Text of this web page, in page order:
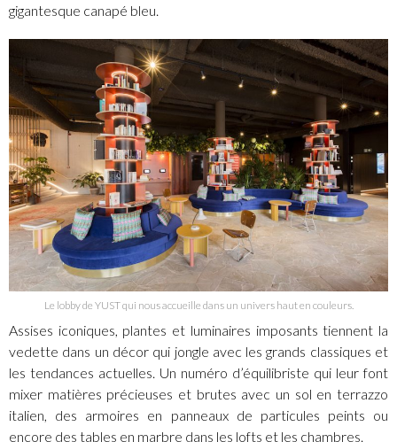
gigantesque canapé bleu.
Le lobby de YUST qui nous accueille dans un univers haut en couleurs.
Assises iconiques, plantes et luminaires imposants tiennent la
vedette dans un décor qui jongle avec les grands classiques et
les tendances actuelles. Un numéro d’équilibriste qui leur font
mixer matières précieuses et brutes avec un sol en terrazzo
italien, des armoires en panneaux de particules peints ou
encore des tables en marbre dans les lofts et les chambres.